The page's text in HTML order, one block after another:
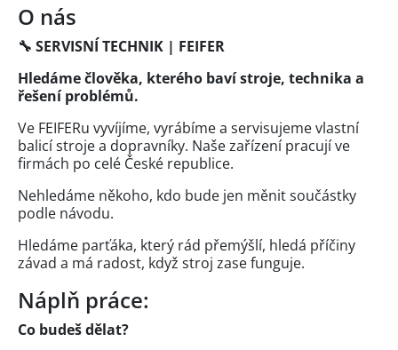
O nás
🔧 SERVISNÍ TECHNIK | FEIFER
Hledáme člověka, kterého baví stroje, technika a
řešení problémů.
Ve FEIFERu vyvíjíme, vyrábíme a servisujeme vlastní
balicí stroje a dopravníky. Naše zařízení pracují ve
firmách po celé České republice.
Nehledáme někoho, kdo bude jen měnit součástky
podle návodu.
Hledáme parťáka, který rád přemýšlí, hledá příčiny
závad a má radost, když stroj zase funguje.
Náplň práce:
Co budeš dělat?